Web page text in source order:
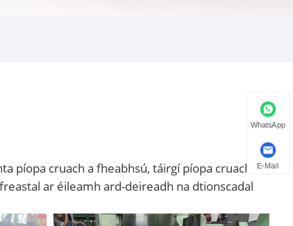
píopa cruach a fheabhsú, táirgí píopa cruach
ar éileamh ard-deireadh na dtionscadal
WhatsApp
E-Mail